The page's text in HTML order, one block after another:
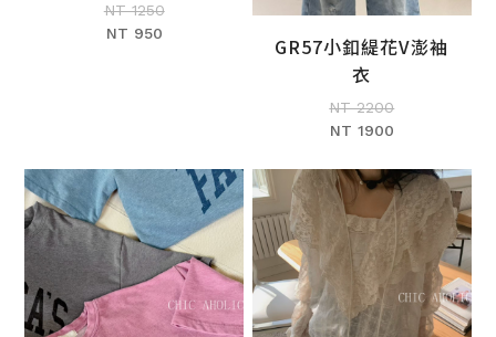
NT 1250
NT 950
加入購物車
GR57小釦緹花V澎袖
衣
NT 2200
NT 1900